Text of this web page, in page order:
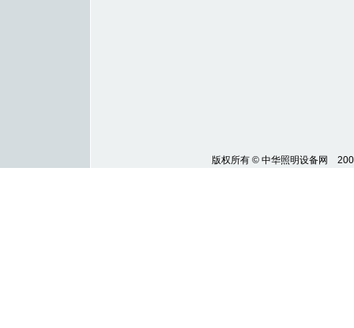
版权所有 ©中华照明设备网